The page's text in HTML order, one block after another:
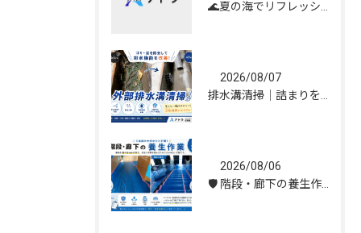
2026/08/07
2026/08/06